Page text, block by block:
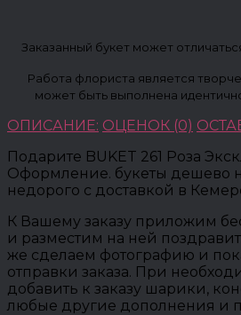
Заказанный букет может
Работа флориста является
может быть выполнена
ОПИСАНИЕ: ОЦЕНОК (0)
Подарите BUKET 261 Роза
Оформление. букеты дешево
недорого с доставкой в
К Вашему заказу приложим
и разместим на ней
же сделаем фотографию и
отправки заказа. При
добавить к заказу шарики,
любые другие дополнения и